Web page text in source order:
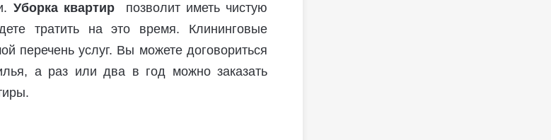
Уборка квартир
позволит иметь чистую
тратить на это время. Клининговые
перечень услуг. Вы можете договориться
а раз или два в год можно заказать